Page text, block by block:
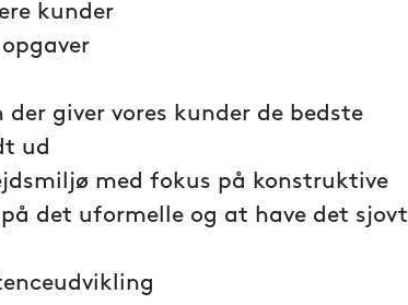
kunder
giver vores kunder de bedste
ud
med fokus på konstruktive
det uformelle og at have det sjovt